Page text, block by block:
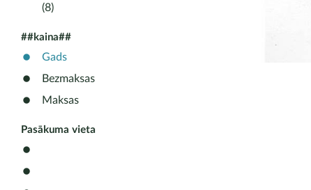
(8)
##kaina##
Gads
Bezmaksas
Maksas
Pasākuma vieta